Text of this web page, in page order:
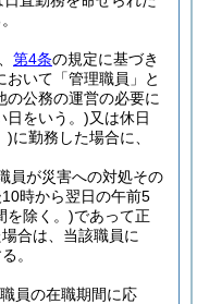
第4条の規定に基づき
おいて「管理職員」と
の公務の運営の必要に
日をいう。)又は休日
)に勤務した場合に、
員が災害への対処その
時から翌日の午前5
を除く。)であって正
合は、当該職員に
。
員の在職期間に応